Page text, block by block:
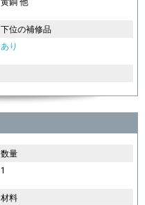
下位の補修品
あり
数量
1
材料